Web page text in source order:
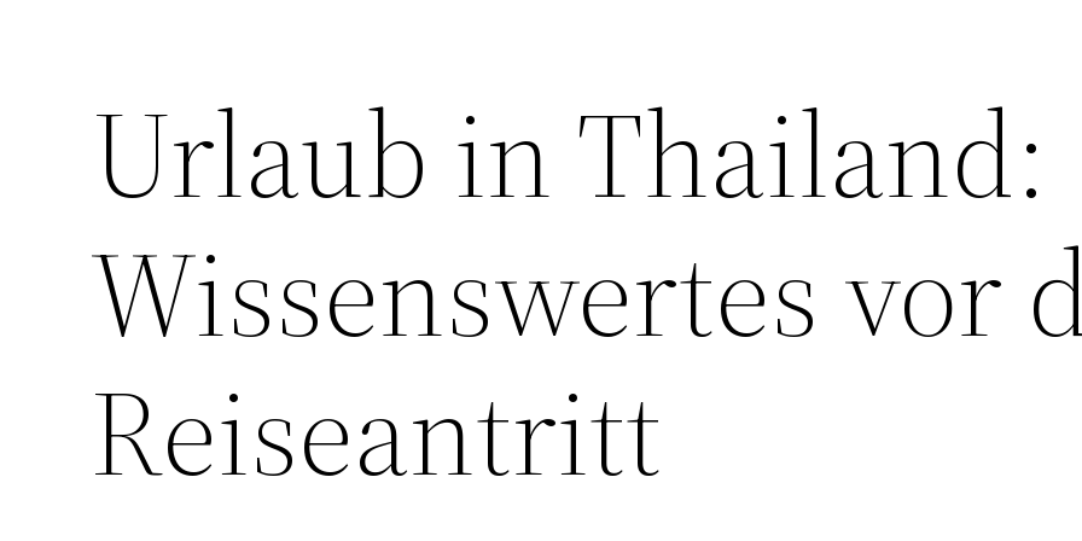
Urlaub in Thailand:
Wissenswertes vor
Reiseantritt